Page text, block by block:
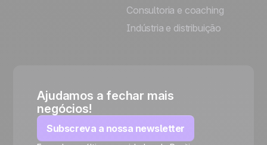
Consultoria e coaching
Indústria e distribuição
Ajudamos a fechar mais
negócios!
Subscreva a nossa newsletter